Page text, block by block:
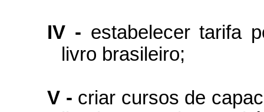
IV - estabelecer tarifa
livro brasileiro;
V - criar cursos de